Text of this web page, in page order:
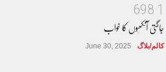
1
8
9
6
جاگتی آنکھوں کا خواب
کالم/بلاگ June 30, 2025